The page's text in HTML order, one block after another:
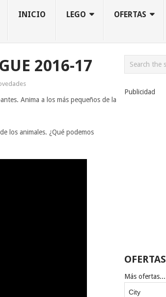
INICIO LEGO OFERTAS
2016-17
Anima a los más pequeños de la
los animales. ¿Qué podemos
Publicidad
OFERTAS
Más ofertas...
City